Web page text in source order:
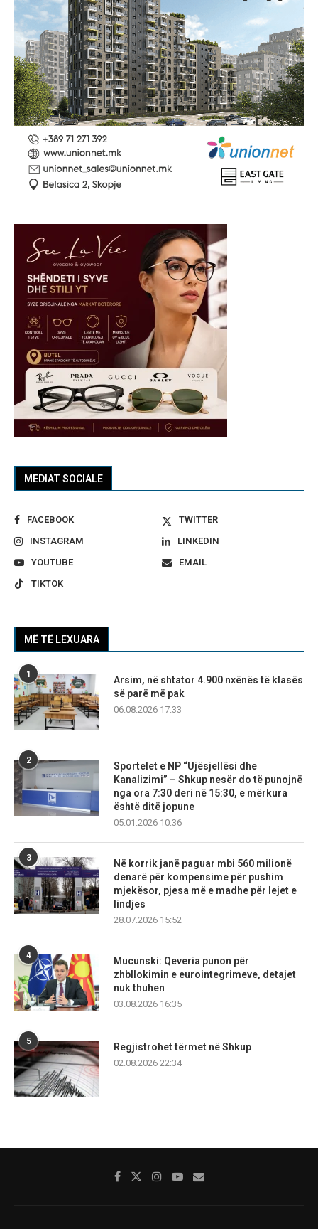
MEDIAT SOCIALE
FACEBOOK
TWITTER
INSTAGRAM
LINKEDIN
YOUTUBE
EMAIL
TIKTOK
MË TË LEXUARA
1
Arsim, në shtator 4.900 nxënës të klasës
së parë më pak
06.08.2026 17:33
2
Sportelet e NP “Ujësjellësi dhe
Kanalizimi” – Shkup nesër do të punojnë
nga ora 7:30 deri në 15:30, e mërkura
është ditë jopune
05.01.2026 10:36
3
Në korrik janë paguar mbi 560 milionë
denarë për kompensime për pushim
mjekësor, pjesa më e madhe për lejet e
lindjes
28.07.2026 15:52
4
Mucunski: Qeveria punon për
zhbllokimin e eurointegrimeve, detajet
nuk thuhen
03.08.2026 16:35
5
Regjistrohet tërmet në Shkup
02.08.2026 22:34